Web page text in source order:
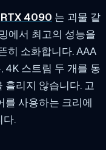
RTX 4090 는 괴물 같
에서 최고의 성능을
히 소화합니다. AAA
4K 스트림 두 개를 동
리지 않습니다. 고
를 사용하는 크리에
다.